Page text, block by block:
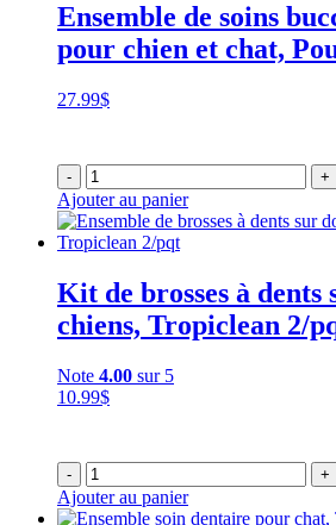
Ensemble de soins
pour chien et chat,
27.99$
- +
Ajouter au panier
Kit de brosses à
chiens, Tropiclean 2/
Note 4.00 sur 5
10.99$
- +
Ajouter au panier